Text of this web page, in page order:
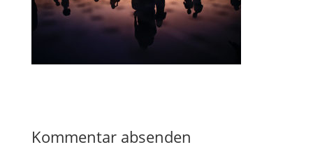
Kommentar absenden